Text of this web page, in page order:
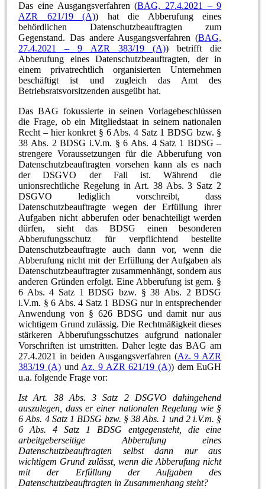
Das eine Ausgangsverfahren (BAG, 27.4.2021 – 9
AZR 621/19 (A)) hat die Abberufung eines
behördlichen Datenschutzbeauftragten zum
Gegenstand. Das andere Ausgangsverfahren (BAG,
27.4.2021 – 9 AZR 383/19 (A)) betrifft die
Abberufung eines Datenschutzbeauftragten, der in
einem privatrechtlich organisierten Unternehmen
beschäftigt ist und zugleich das Amt des
Betriebsratsvorsitzenden ausgeübt hat.
Das BAG fokussierte in seinen Vorlagebeschlüssen
die Frage, ob ein Mitgliedstaat in seinem nationalen
Recht – hier konkret § 6 Abs. 4 Satz 1 BDSG bzw. §
38 Abs. 2 BDSG i.V.m. § 6 Abs. 4 Satz 1 BDSG –
strengere Voraussetzungen für die Abberufung von
Datenschutzbeauftragten vorsehen kann als es nach
der DSGVO der Fall ist. Während die
unionsrechtliche Regelung in Art. 38 Abs. 3 Satz 2
DSGVO lediglich vorschreibt, dass
Datenschutzbeauftragte wegen der Erfüllung ihrer
Aufgaben nicht abberufen oder benachteiligt werden
dürfen, sieht das BDSG einen besonderen
Abberufungsschutz für verpflichtend bestellte
Datenschutzbeauftragte auch dann vor, wenn die
Abberufung nicht mit der Erfüllung der Aufgaben als
Datenschutzbeauftragter zusammenhängt, sondern aus
anderen Gründen erfolgt. Eine Abberufung ist gem. §
6 Abs. 4 Satz 1 BDSG bzw. § 38 Abs. 2 BDSG
i.V.m. § 6 Abs. 4 Satz 1 BDSG nur in entsprechender
Anwendung von § 626 BDSG und damit nur aus
wichtigem Grund zulässig. Die Rechtmäßigkeit dieses
stärkeren Abberufungsschutzes aufgrund nationaler
Vorschriften ist umstritten. Daher legte das BAG am
27.4.2021 in beiden Ausgangsverfahren (Az. 9 AZR
383/19 (A)und Az. 9 AZR 621/19 (A)) dem EuGH
u.a. folgende Frage vor:
Ist Art. 38 Abs. 3 Satz 2 DSGVO dahingehend
auszulegen, dass er einer nationalen Regelung wie §
6 Abs. 4 Satz 1 BDSG bzw. § 38 Abs. 1 und 2 i.V.m. §
6 Abs. 4 Satz 1 BDSG entgegensteht, die eine
arbeitgeberseitige Abberufung eines
Datenschutzbeauftragten selbst dann nur aus
wichtigem Grund zulässt, wenn die Abberufung nicht
mit der Erfüllung der Aufgaben des
Datenschutzbeauftragten in Zusammenhang steht?